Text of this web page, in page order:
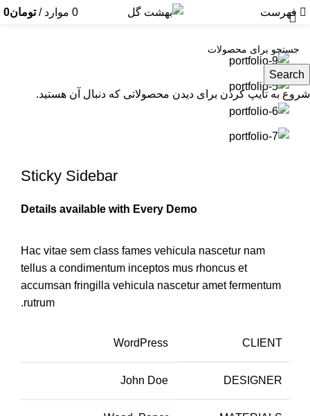
فهرست 0 موارد / تومان0Suspendisse quam at vestibulum
Sticky Sidebar
Details available with Every Demo
Hac vitae sem class fames vehicula nascetur nam
tellus a condimentum inceptos mus rhoncus et
accumsan fringilla vehicula nascetur amet fermentum
rutrum.
CLIENT
WordPress
DESIGNER
John Doe
Search
شروع به تایپ کردن برای دیدن محصولاتی که دنبال آن هستید.